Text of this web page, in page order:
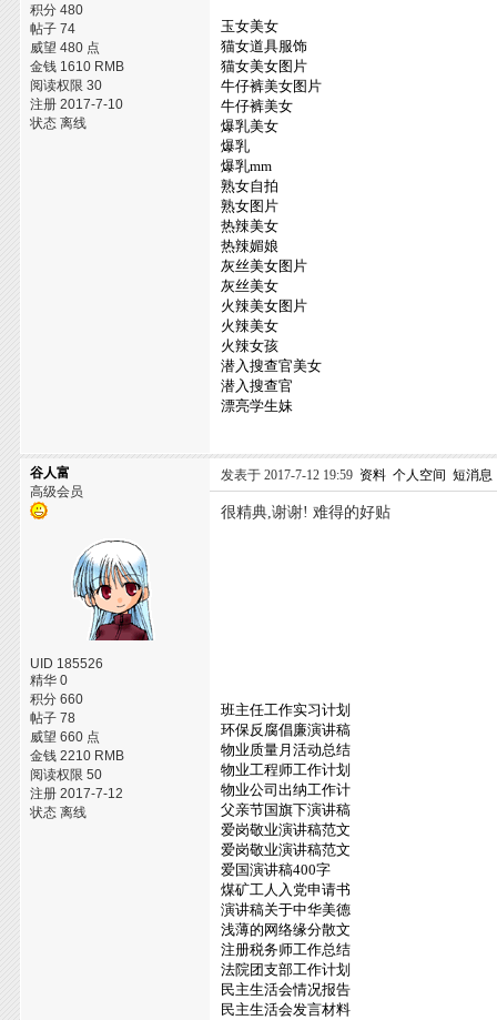
积分 480
帖子 74
威望 480 点
金钱 1610 RMB
阅读权限 30
注册 2017-7-10
状态 离线
玉女美女
猫女道具服饰
猫女美女图片
牛仔裤美女图片
牛仔裤美女
爆乳美女
爆乳
爆乳mm
熟女自拍
熟女图片
热辣美女
热辣媚娘
灰丝美女图片
灰丝美女
火辣美女图片
火辣美女
火辣女孩
潜入搜查官美女
潜入搜查官
漂亮学生妹
谷人富
高级会员
UID 185526
精华 0
积分 660
帖子 78
威望 660 点
金钱 2210 RMB
阅读权限 50
注册 2017-7-12
状态 离线
发表于 2017-7-12 19:59 资料 个人空间 短消息
很精典,谢谢! 难得的好贴
班主任工作实习计划
环保反腐倡廉演讲稿
物业质量月活动总结
物业工程师工作计划
物业公司出纳工作计
父亲节国旗下演讲稿
爱岗敬业演讲稿范文
爱岗敬业演讲稿范文
爱国演讲稿400字
煤矿工人入党申请书
演讲稿关于中华美德
浅薄的网络缘分散文
注册税务师工作总结
法院团支部工作计划
民主生活会情况报告
民主生活会发言材料